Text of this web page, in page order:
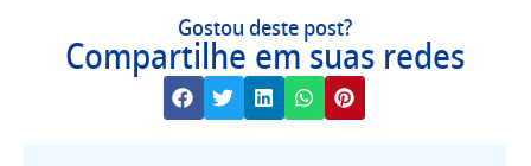
Gostou deste post?
Compartilhe em suas redes